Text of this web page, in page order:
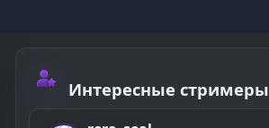
Интересные стримеры